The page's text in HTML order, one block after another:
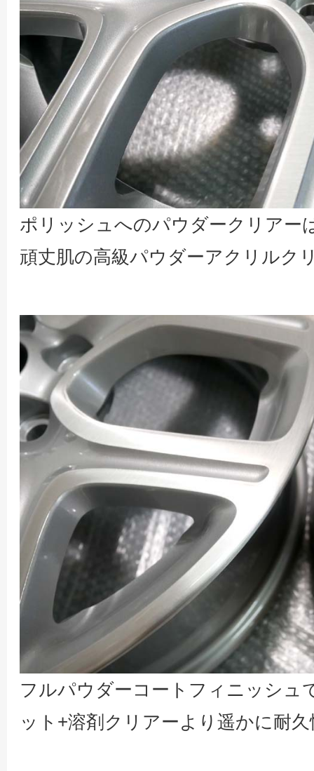
ポリッシュへのパウダークリアー
頑丈肌の高級パウダーアクリルク
フルパウダーコートフィニッシュ
ット+溶剤クリアーより遥かに耐